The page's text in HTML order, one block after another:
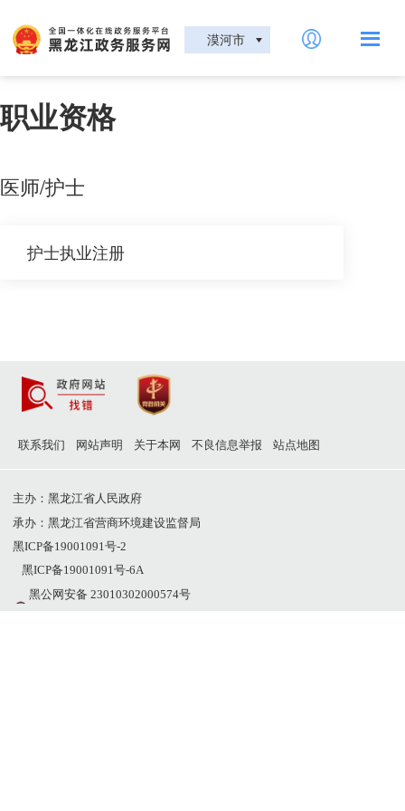
漠河市
职业资格
医师/护士
护士执业注册
联系我们 网站声明 关于本网 不良信息举报 站点地图
主办：黑龙江省人民政府
承办：黑龙江省营商环境建设监督局
黑ICP备19001091号-2
黑ICP备19001091号-6A
黑公网安备 23010302000574号